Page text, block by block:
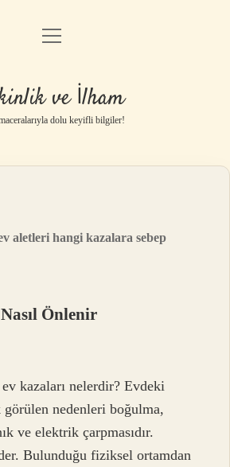
Anasayfa
Gizlilik Politikası
Yasal Uyarı
menüyü
ve İlham
dolu keyifli bilgiler!
aletleri hangi kazalara sebep
Önlenir
kazaları nelerdir? Evdeki
görülen nedenleri boğulma,
ve elektrik çarpmasıdır.
Bulunduğu fiziksel ortamdan